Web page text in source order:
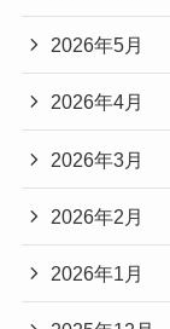
2026年5月
2026年4月
2026年3月
2026年2月
2026年1月